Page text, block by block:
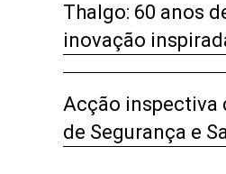
Thalgo: 60 anos
inovação
Acção inspectiva
de Segurança e